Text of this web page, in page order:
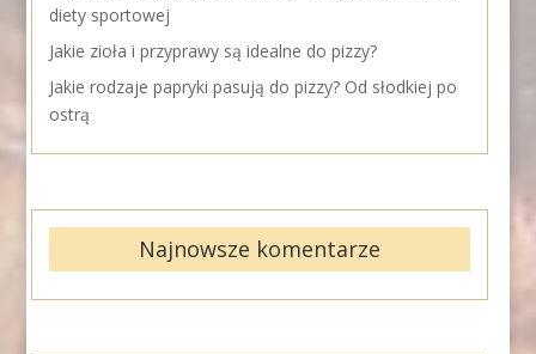
diety sportowej
Jakie zioła i przyprawy są idealne do pizzy?
Jakie rodzaje papryki pasują do pizzy? Od słodkiej po
ostrą
Najnowsze komentarze